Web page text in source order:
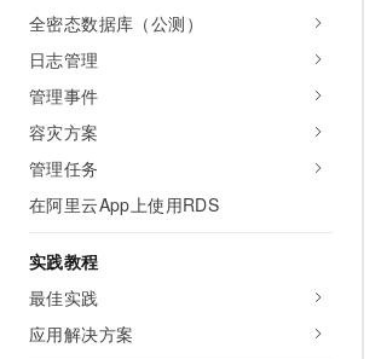
全密态数据库（公测）
日志管理
管理事件
容灾方案
管理任务
在阿里云App上使用RDS
实践教程
最佳实践
应用解决方案